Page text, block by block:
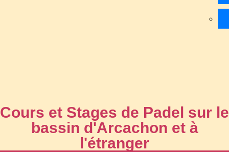
Cours et Stages de Padel sur le
bassin d'Arcachon et à
l'étranger